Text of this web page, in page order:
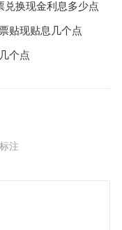
兑换现金利息多少点
贴现贴息几个点
个点
注